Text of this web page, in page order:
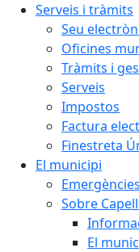
Serveis i tràmits
Seu
Oficines
Tràmits i
Serveis
Impostos
Factura
Finestreta
El municipi
Emergències
Sobre
El